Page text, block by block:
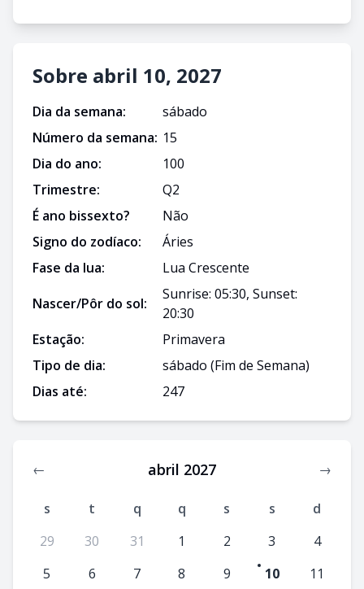
Sobre abril 10, 2027
Dia da semana:
sábado
Número da semana: 15
Dia do ano:
100
Trimestre:
Q2
É ano bissexto?
Não
Signo do zodíaco:
Áries
Fase da lua:
Lua Crescente
Nascer/Pôr do sol:
Sunrise: 05:30, Sunset:
20:30
Estação:
Primavera
Tipo de dia:
sábado (Fim de Semana)
Dias até:
247
← abril 2027 →
s t q q s s
d
29
30 31 1 2 3
4
5
6 7 8 9 10 11